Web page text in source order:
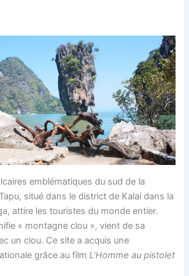
emblématiques du sud de la
situé dans le district de Kalai dans la
attire les touristes du monde entier.
« montagne clou », vient de sa
un clou. Ce site a acquis une
grâce au film L’Homme au pistolet